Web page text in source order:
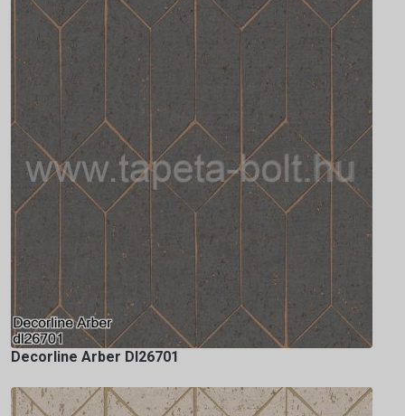
Decorline Arber Dl26701